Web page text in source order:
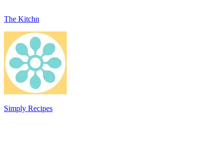
The Kitchn
Simply Recipes